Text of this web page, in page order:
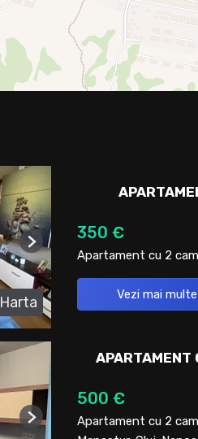
Harta
Next
350 €
Apartament cu 2
Vezi mai
Next
APARTAMENT
500 €
Apartament cu 2